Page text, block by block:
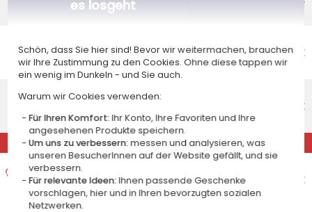
Freitag 14 August 2026
Voraussichtliches Lieferdatum
Dienstag 18 August 2026
4,95 €
Standardlieferung nach Hause
Mittwoch 12 August 2026
8,95 €
EXPRESS
Expresslieferung nach Hause
Voraussichtliches Lieferdatum
Dienstag 11 August 2026
14,95 €
es losgeht
Schön, dass Sie hier sind! Bevor wir weitermachen, brauchen
wir Ihre Zustimmung zu den Cookies. Ohne diese tappen wir
ein wenig im Dunkeln - und Sie auch.
Warum wir Cookies verwenden:
Für Ihren Komfort:Ihr Konto, Ihre Favoriten und Ihre
angesehenen Produkte speichern.
Um uns zu verbessern:messen und analysieren, was
unseren BesucherInnen auf der Website gefällt, und sie
verbessern.
Für relevante Ideen:Ihnen passende Geschenke
vorschlagen, hier und in Ihren bevorzugten sozialen
Netzwerken.